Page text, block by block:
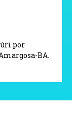
por
BA.